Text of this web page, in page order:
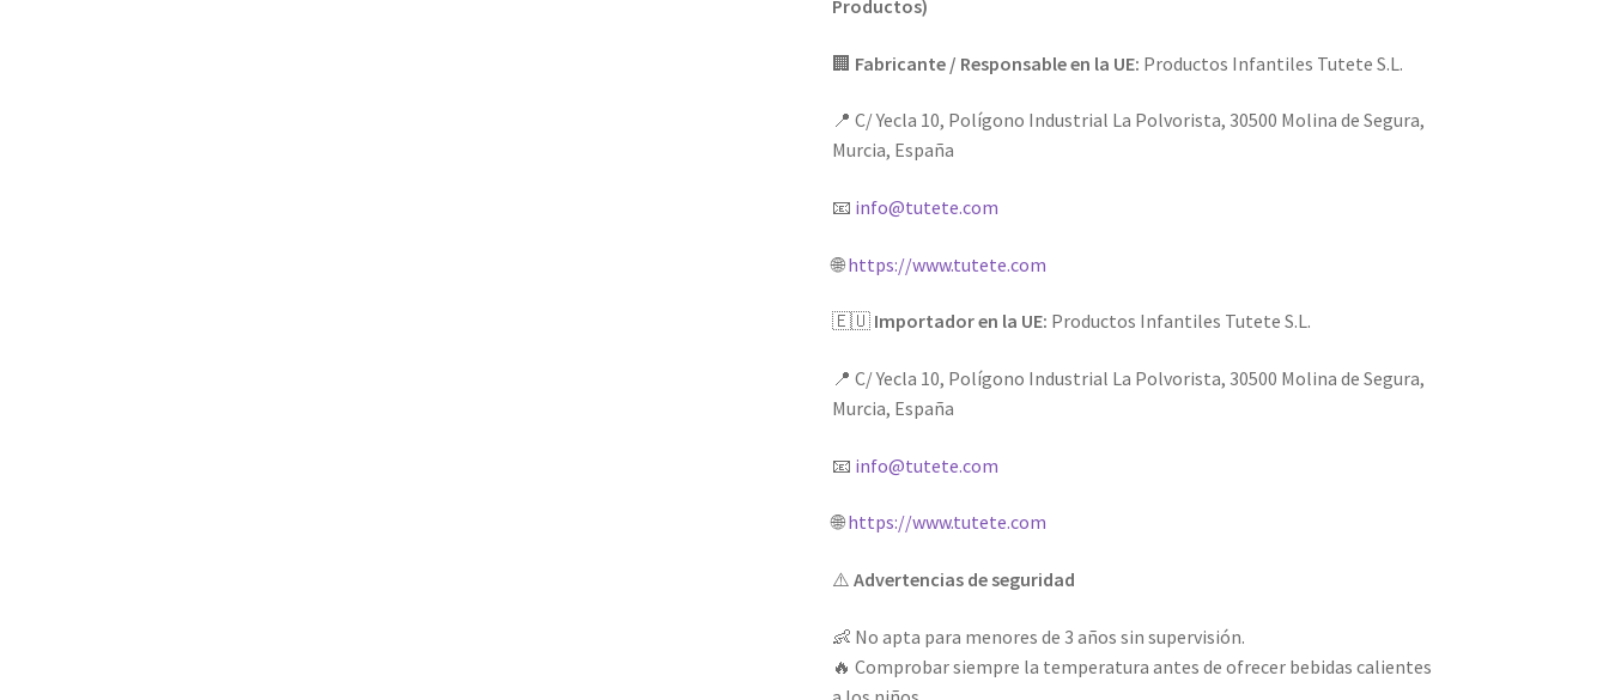
Productos)
🏢 Fabricante / Responsable en la UE: Productos Infantiles Tutete S.L.
📍 C/ Yecla 10, Polígono Industrial La Polvorista, 30500 Molina de Segura,
Murcia, España
📧 info@tutete.com
🌐https://www.tutete.com
🇪🇺 Importador en la UE: Productos Infantiles Tutete S.L.
📍 C/ Yecla 10, Polígono Industrial La Polvorista, 30500 Molina de Segura,
Murcia, España
📧 info@tutete.com
🌐https://www.tutete.com
⚠️Advertencias de seguridad
👶 No apta para menores de 3 años sin supervisión.
🔥 Comprobar siempre la temperatura antes de ofrecer bebidas calientes